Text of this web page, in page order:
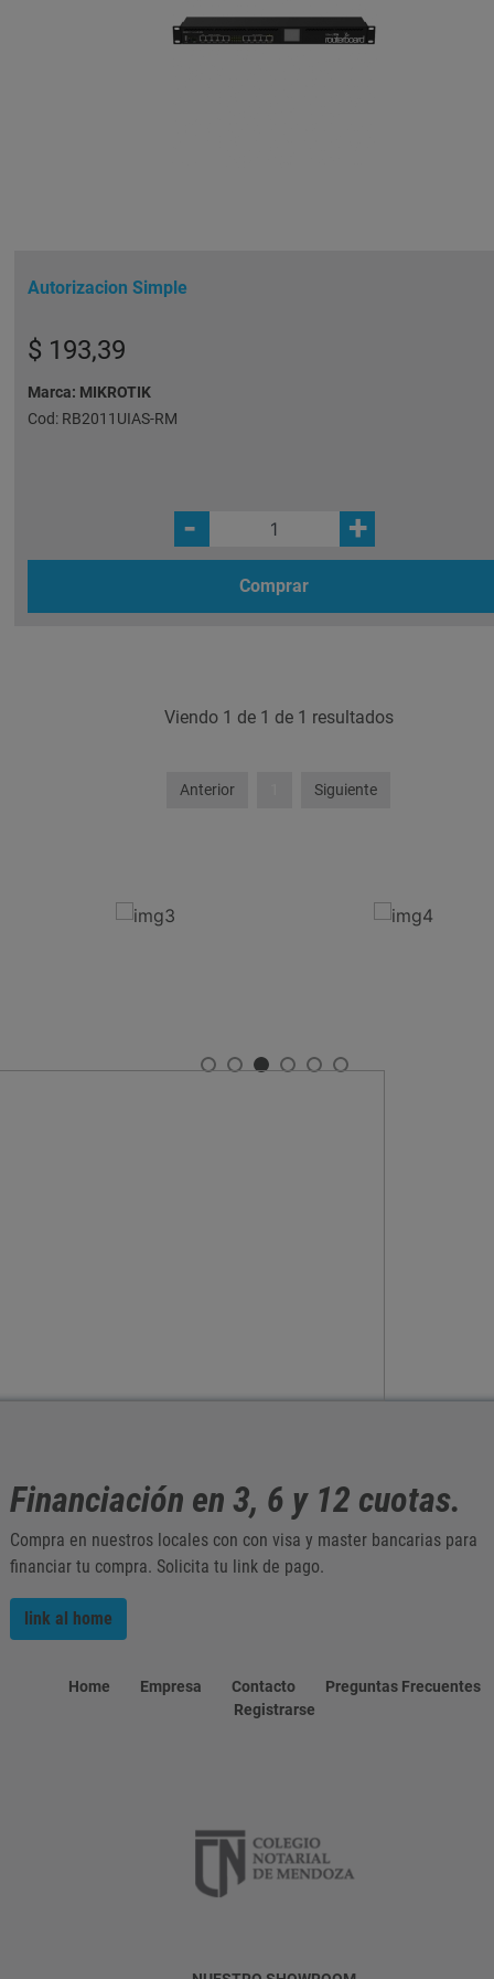
Autorizacion Simple
193,39
MIKROTIK
RB2011UIAS-RM
- +
Comprar
Viendo 1 de 1 de 1 resultados
Anterior Siguiente
Financiación en 3, 6 y 12 cuotas.
Compra en nuestros locales con con visa y master bancarias para
financiar tu compra. Solicita tu link de pago.
link al home
Home Empresa Contacto
Preguntas Frecuentes
Registrarse